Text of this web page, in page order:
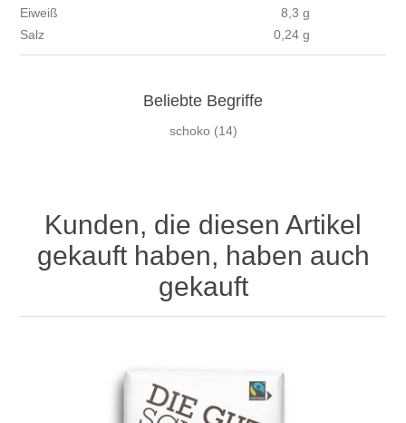
Eiweiß
8,3 g
Salz
0,24 g
Beliebte Begriffe
schoko (14)
Kunden, die diesen Artikel
gekauft haben, haben auch
gekauft